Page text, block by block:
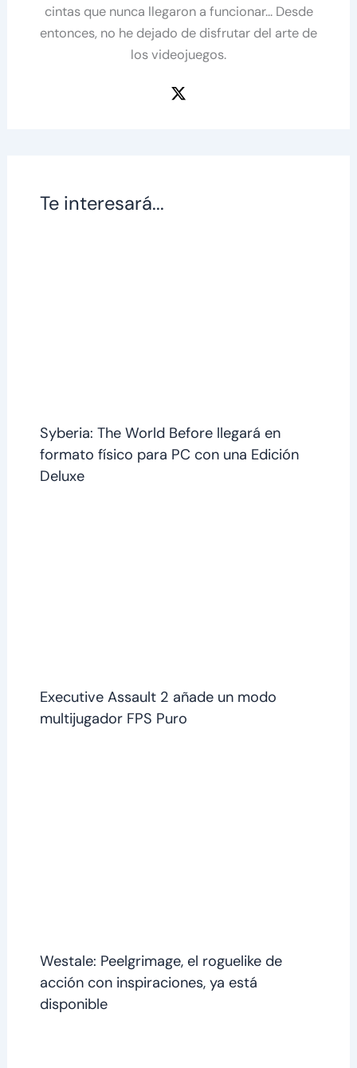
cintas que nunca llegaron a funcionar... Desde
entonces, no he dejado de disfrutar del arte de
los videojuegos.
Te interesará...
Syberia: The World Before llegará en
formato físico para PC con una Edición
Deluxe
Executive Assault 2 añade un modo
multijugador FPS Puro
Westale: Peelgrimage, el roguelike de
acción con inspiraciones, ya está
disponible